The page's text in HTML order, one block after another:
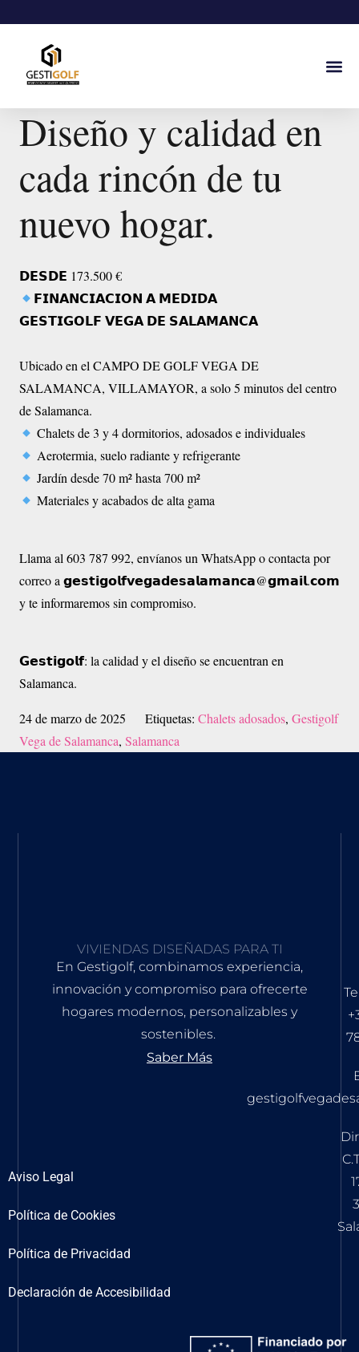
Diseño y calidad en
cada rincón de tu
nuevo hogar.
𝗗𝗘𝗦𝗗𝗘 173.500 €
𝗙𝗜𝗡𝗔𝗡𝗖𝗜𝗔𝗖𝗜𝗢𝗡 𝗔 𝗠𝗘𝗗𝗜𝗗𝗔
𝗚𝗘𝗦𝗧𝗜𝗚𝗢𝗟𝗙 𝗩𝗘𝗚𝗔 𝗗𝗘 𝗦𝗔𝗟𝗔𝗠𝗔𝗡𝗖𝗔
Ubicado en el CAMPO DE GOLF VEGA DE
SALAMANCA, VILLAMAYOR, a solo 5 minutos del centro
de Salamanca.
Chalets de 3 y 4 dormitorios, adosados e individuales
Aerotermia, suelo radiante y refrigerante
Jardín desde 70 m² hasta 700 m²
Materiales y acabados de alta gama
Llama al 603 787 992, envíanos un WhatsApp o contacta por
correo a 𝗴𝗲𝘀𝘁𝗶𝗴𝗼𝗹𝗳𝘃𝗲𝗴𝗮𝗱𝗲𝘀𝗮𝗹𝗮𝗺𝗮𝗻𝗰𝗮@𝗴𝗺𝗮𝗶𝗹.𝗰𝗼𝗺
y te informaremos sin compromiso.
𝗚𝗲𝘀𝘁𝗶𝗴𝗼𝗹𝗳: la calidad y el diseño se encuentran en
Salamanca.
24 de marzo de 2025 Etiquetas: Chalets adosados, Gestigolf
Vega de Salamanca, Salamanca
VIVIENDAS DISEÑADAS PARA TI
En Gestigolf, combinamos experiencia,
innovación y compromiso para ofrecerte
hogares modernos, personalizables y
sostenibles.
Saber Más
Aviso Legal
Política de Cookies
Política de Privacidad
Declaración de Accesibilidad